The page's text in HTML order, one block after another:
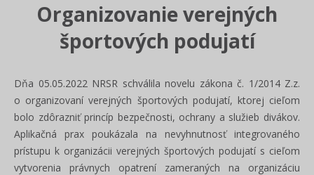
Organizovanie verejných
športových podujatí
Dňa 05.05.2022 NRSR schválila novelu zákona č. 1/2014 Z.z.
o organizovaní verejných športových podujatí, ktorej cieľom
bolo zdôrazniť princíp bezpečnosti, ochrany a služieb divákov.
Aplikačná prax poukázala na nevyhnutnosť integrovaného
prístupu k organizácii verejných športových podujatí s cieľom
vytvorenia právnych opatrení zameraných na organizáciu